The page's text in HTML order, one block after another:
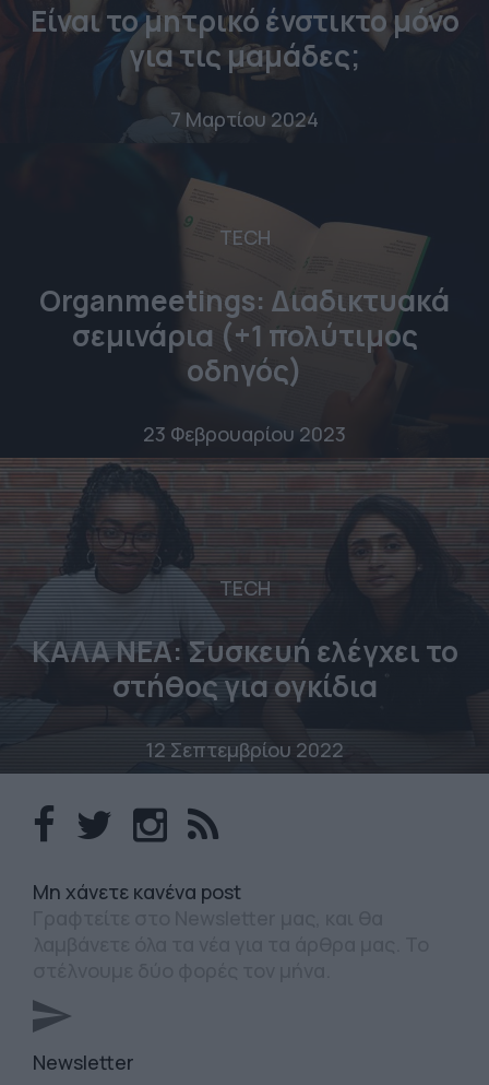
Είναι το μητρικό ένστικτο μόνο
για τις μαμάδες;
7 Μαρτίου 2024
TECH
Organmeetings: Διαδικτυακά
σεμινάρια (+1 πολύτιμος
οδηγός)
23 Φεβρουαρίου 2023
TECH
ΚΑΛΑ ΝΕΑ: Συσκευή ελέγχει το
στήθος για ογκίδια
12 Σεπτεμβρίου 2022
Mη χάνετε κανένα post
Newsletter